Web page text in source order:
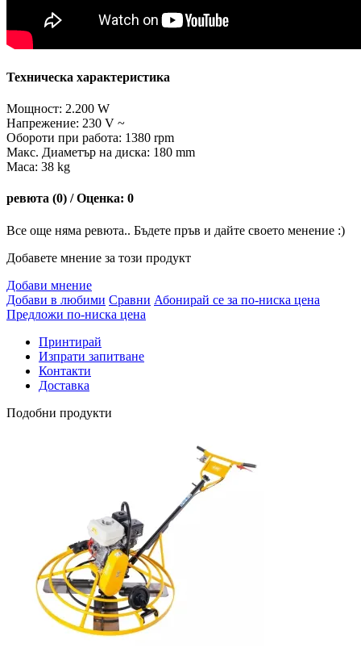
Техническа характеристика
Мощност: 2.200 W
Напрежение: 230 V ~
Обороти при работа: 1380 rpm
Макс. Диаметър на диска: 180 mm
Маса: 38 kg
ревюта (0) / Оценка: 0
Все още няма ревюта.. Бъдете пръв и дайте своето менение :)
Добавете мнение за този продукт
Добави мнение
Добави в любими Сравни Абонирай се за по-ниска цена
Предложи по-ниска цена
Принтирай
Изпрати запитване
Контакти
Доставка
Подобни продукти